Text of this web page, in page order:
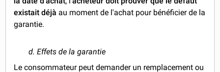
existait déjà au moment de l'achat pour bénéficier de la
garantie.
d. Effets de la garantie
Le consommateur peut demander un remplacement ou